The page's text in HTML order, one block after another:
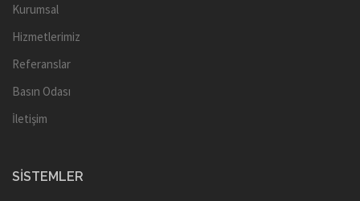
Kurumsal
Hizmetlerimiz
Referanslar
Basın Odası
İletişim
SISTEMLER